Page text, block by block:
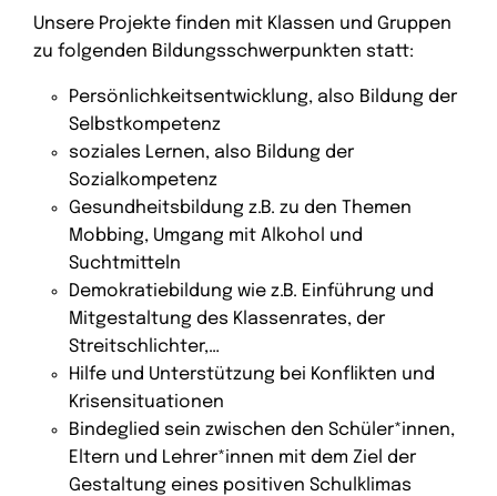
Unsere Projekte finden mit Klassen und Gruppen
zu folgenden Bildungsschwerpunkten statt:
Persönlichkeitsentwicklung, also Bildung der
Selbstkompetenz
soziales Lernen, also Bildung der
Sozialkompetenz
Gesundheitsbildung z.B. zu den Themen
Mobbing, Umgang mit Alkohol und
Suchtmitteln
Demokratiebildung wie z.B. Einführung und
Mitgestaltung des Klassenrates, der
Streitschlichter,…
Hilfe und Unterstützung bei Konflikten und
Krisensituationen
Bindeglied sein zwischen den Schüler*innen,
Eltern und Lehrer*innen mit dem Ziel der
Gestaltung eines positiven Schulklimas